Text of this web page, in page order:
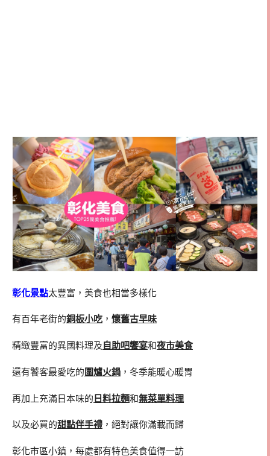
彰化景點太豐富，美食也相當多樣化
有百年老街的銅板小吃 ， 懷舊古早味
精緻豐富的異國料理及 自助吧饗宴和夜市美食
還有饕客最愛吃的 圍爐火鍋 ，冬季能暖心暖胃
再加上充滿日本味的 日料拉麵和無菜單料理
以及必買的甜點伴手禮 ，絕對讓你滿載而歸
彰化市區小鎮，每處都有特色美食值得一訪